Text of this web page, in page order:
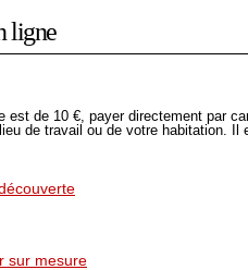
ligne
de 10 €, payer directement par
de travail ou de votre habitation. Il
sur mesure